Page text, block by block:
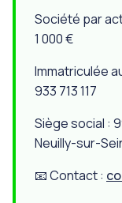
Société par
1 000 €
Immatriculée
933 713 117
Siège social :
Neuilly-sur-
📧 Contact :